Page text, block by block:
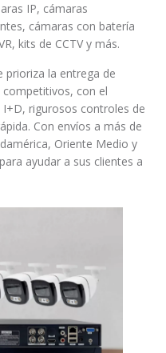
IP, cámaras
cámaras con batería
kits de CCTV y más.
prioriza la entrega de
con el
rigurosos controles de
Con envíos a más de
Oriente Medio y
ayudar a sus clientes a